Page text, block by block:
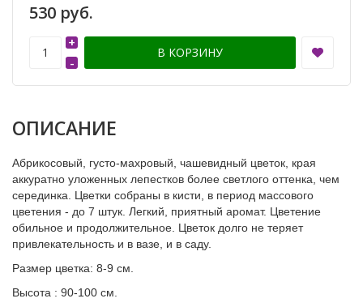
530 руб.
-
+
В КОРЗИНУ
ОПИСАНИЕ
Абрикосовый, густо-махровый, чашевидный цветок, края
аккуратно уложенных лепестков более светлого оттенка, чем
серединка. Цветки собраны в кисти, в период массового
цветения - до 7 штук. Легкий, приятный аромат. Цветение
обильное и продолжительное. Цветок долго не теряет
привлекательность и в вазе, и в саду.
Размер цветка: 8-9 см.
Высота : 90-100 см.